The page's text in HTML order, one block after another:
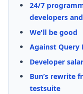
24/7
developers
We'll be good
Against Query
Developer
Bun’s rewrite
testsuite